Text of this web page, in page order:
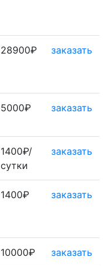
28900₽ заказать
5000₽ заказать
1400₽/
сутки
заказать
1400₽ заказать
10000₽ заказать